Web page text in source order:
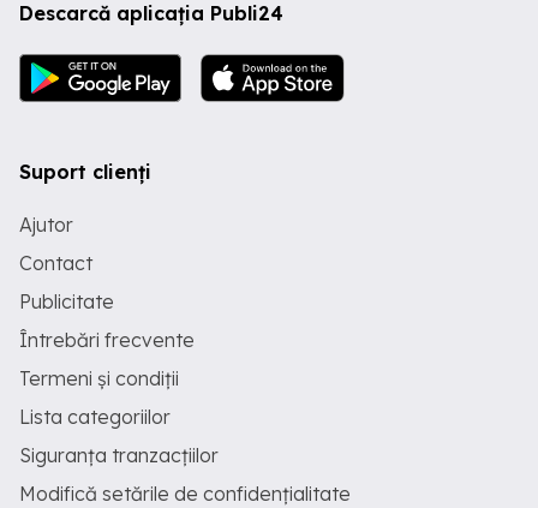
Descarcă aplicația Publi24
Suport clienți
Ajutor
Contact
Publicitate
Întrebări frecvente
Termeni și condiții
Lista categoriilor
Siguranța tranzacțiilor
Modifică setările de confidențialitate